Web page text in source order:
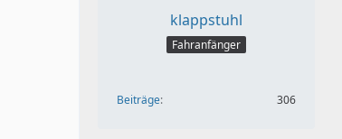
klappstuhl
Fahranfänger
Beiträge 306